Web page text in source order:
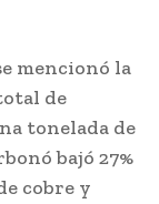
mencionó la
de
tonelada de
bajó 27%
cobre y